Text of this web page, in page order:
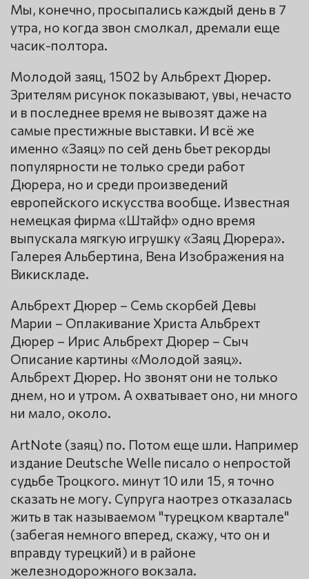
Мы, конечно, просыпались каждый день в 7
утра, но когда звон смолкал, дремали еще
часик-полтора.
Молодой заяц, 1502 by Альбрехт Дюрер.
Зрителям рисунок показывают, увы, нечасто
и в последнее время не вывозят даже на
самые престижные выставки. И всё же
именно «Заяц» по сей день бьет рекорды
популярности не только среди работ
Дюрера, но и среди произведений
европейского искусства вообще. Известная
немецкая фирма «Штайф» одно время
выпускала мягкую игрушку «Заяц Дюрера».
Галерея Альбертина, Вена Изображения на
Викискладе.
Альбрехт Дюрер – Семь скорбей Девы
Марии – Оплакивание Христа Альбрехт
Дюрер – Ирис Альбрехт Дюрер – Сыч
Описание картины «Молодой заяц».
Альбрехт Дюрер. Но звонят они не только
днем, но и утром. А охватывает оно, ни много
ни мало, около.
ArtNote (заяц) по. Потом еще шли. Например
издание Deutsche Welle писало о непростой
судьбе Троцкого. минут 10 или 15, я точно
сказать не могу. Супруга наотрез отказалась
жить в так называемом "турецком квартале"
(забегая немного вперед, скажу, что он и
вправду турецкий) и в районе
железнодорожного вокзала.